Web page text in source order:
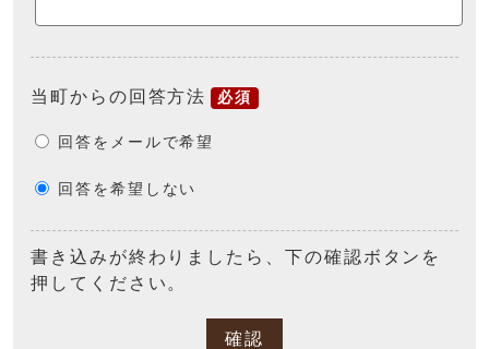
当町からの回答方法 必須
回答をメールで希望
回答を希望しない
書き込みが終わりましたら、下の確認ボタンを
押してください。
確認